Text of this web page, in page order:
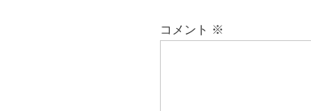
コメント ※